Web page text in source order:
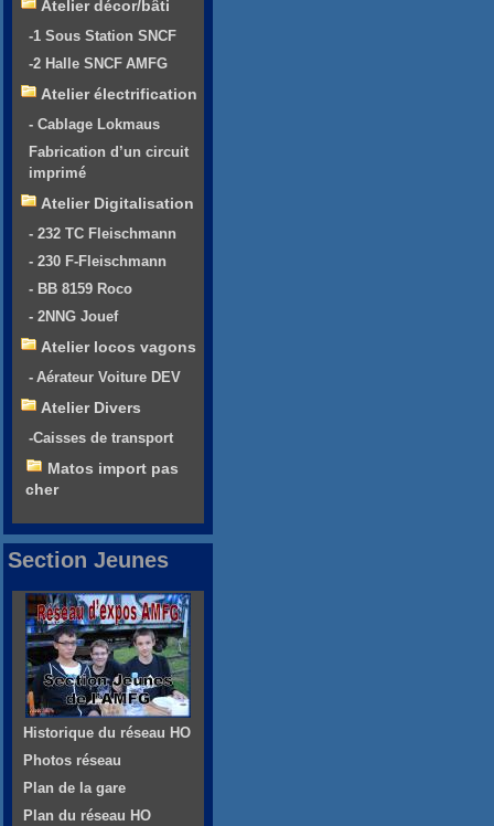
Atelier décor/bâti
-1 Sous Station SNCF
-2 Halle SNCF AMFG
Atelier électrification
- Cablage Lokmaus
Fabrication d’un circuit
imprimé
Atelier Digitalisation
- 232 TC Fleischmann
- 230 F-Fleischmann
- BB 8159 Roco
- 2NNG Jouef
Atelier locos vagons
- Aérateur Voiture DEV
Atelier Divers
-Caisses de transport
Matos import pas
cher
Section Jeunes
Historique du réseau HO
Photos réseau
Plan de la gare
Plan du réseau HO